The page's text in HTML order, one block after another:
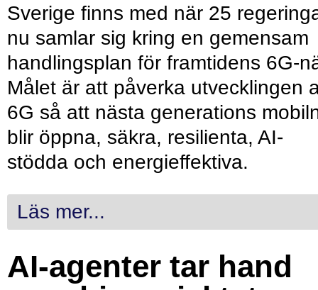
Sverige finns med när 25
nu samlar sig kring en gemensam
handlingsplan för framtidens 6G-
Målet är att påverka utvecklingen
6G så att nästa generations
blir öppna, säkra, resilienta, AI-
stödda och energieffektiva.
Läs mer...
AI-agenter tar hand